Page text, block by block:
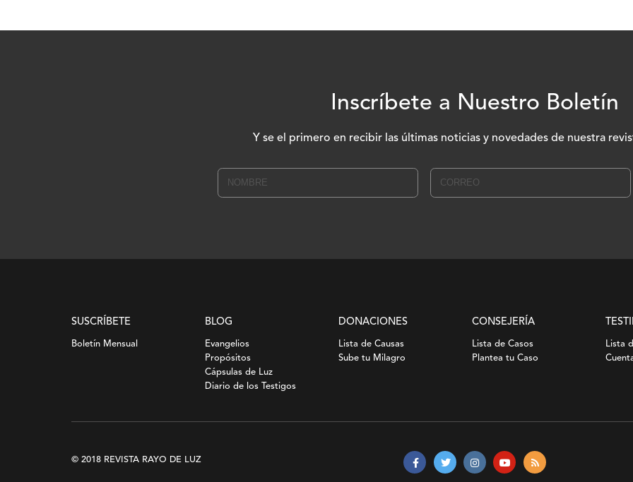
Inscríbete a Nuestro Boletín
Y se el primero en recibir las últimas noticias y novedades de nuestra
SUSCRÍBETE
Boletín Mensual
BLOG
Evangelios
Propósitos
Cápsulas de Luz
Diario de los Testigos
DONACIONES
Lista de Causas
Sube tu Milagro
CONSEJERÍA
Lista de Casos
Plantea tu Caso
Lista
© 2018 REVISTA RAYO DE LUZ